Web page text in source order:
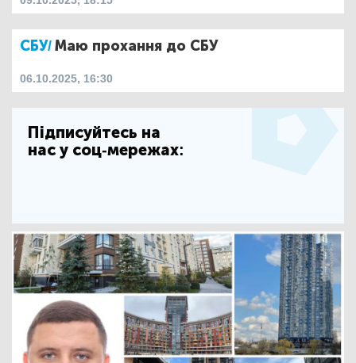
СБУ/Маю прохання до СБУ
06.10.2025, 16:30
Підписуйтесь на
нас у соц-мережах: